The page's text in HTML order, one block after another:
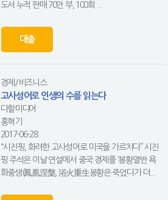
도서 누적 판매 70만 부, 100회 ...
대출
경제/비즈니스
고사성어로 인생의 수를 읽는다
다할미디어
홍혁기
2017-06-28
“시진핑, 화려한 고사성어로 미국을 가르치다” 시진
핑 주석은 이날 연설에서 중국 경제를 ‘봉황열반 욕
화중생(鳳凰涅槃, 浴火重生봉황은 죽었다가 더...